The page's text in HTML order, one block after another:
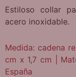
Estiloso collar
acero inoxidable.
Medida: cadena
cm x 1,7 cm |
España